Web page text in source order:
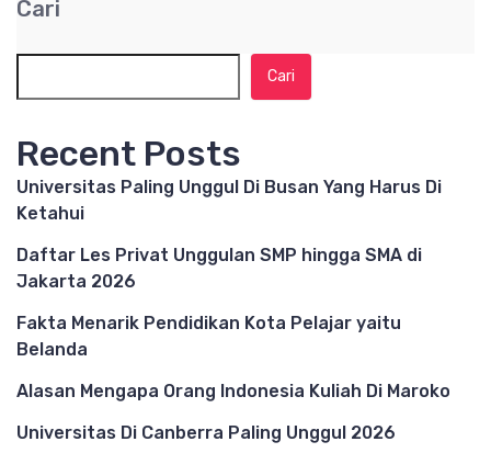
Cari
Cari
Recent Posts
Universitas Paling Unggul Di Busan Yang Harus Di
Ketahui
Daftar Les Privat Unggulan SMP hingga SMA di
Jakarta 2026
Fakta Menarik Pendidikan Kota Pelajar yaitu
Belanda
Alasan Mengapa Orang Indonesia Kuliah Di Maroko
Universitas Di Canberra Paling Unggul 2026